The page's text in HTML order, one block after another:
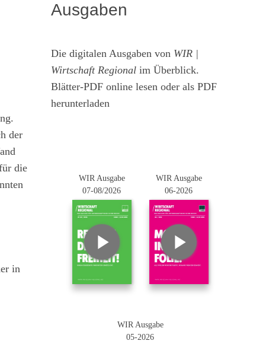
der
die
in
Ausgaben
Die digitalen Ausgaben von WIR |
Wirtschaft Regional im Überblick.
Blätter-PDF online lesen oder als PDF
herunterladen
WIR Ausgabe
07-08/2026
WIR Ausgabe
06-2026
WIR Ausgabe
05-2026